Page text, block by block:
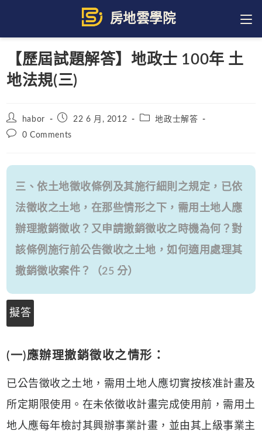
content
【歷屆試題解答】地政士 100年 土
地法規(三)
Post
author:
habor
Post22 6 月, 2012
Post地政士解答
Post0 Comments
三、依土地徵收條例及其施行細則之規定，已依
法徵收之土地，在那些情形之下，需用土地人應
辦理撤銷徵收？又申請撤銷徵收之時機為何？對
該條例施行前公告徵收之土地，如何適用處理其
撤銷徵收案件？（25 分）
擬答
(一)應辦理撤銷徵收之情形：
已公告徵收之土地，需用土地人應切實按核准計畫及
所定期限使用。在未依徵收計畫完成使用前，需用土
地人應每年檢討其興辦事業計畫，並由其上級事業主